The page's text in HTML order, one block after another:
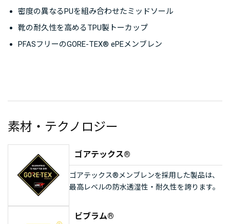
密度の異なるPUを組み合わせたミッドソール
靴の耐久性を高めるTPU製トーカップ
PFASフリーのGORE-TEX® ePEメンブレン
素材・テクノロジー
ゴアテックス®
ゴアテックス®メンブレンを採用した製品は、
最高レベルの防水透湿性・耐久性を誇ります。
ビブラム®